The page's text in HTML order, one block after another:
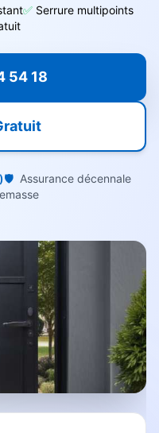
✅ Serrure multipoints
54 18
🛡️ Assurance décennale